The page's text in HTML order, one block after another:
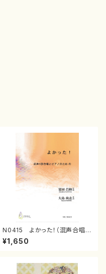
N0415 よかった！（混声合唱，
ピアノ/夏田昌和/楽譜）
¥1,650